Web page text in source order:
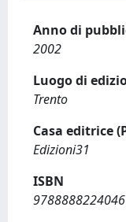
Anno di
2002
Luogo di
Trento
Casa editrice
Edizioni31
ISBN
9788888224046